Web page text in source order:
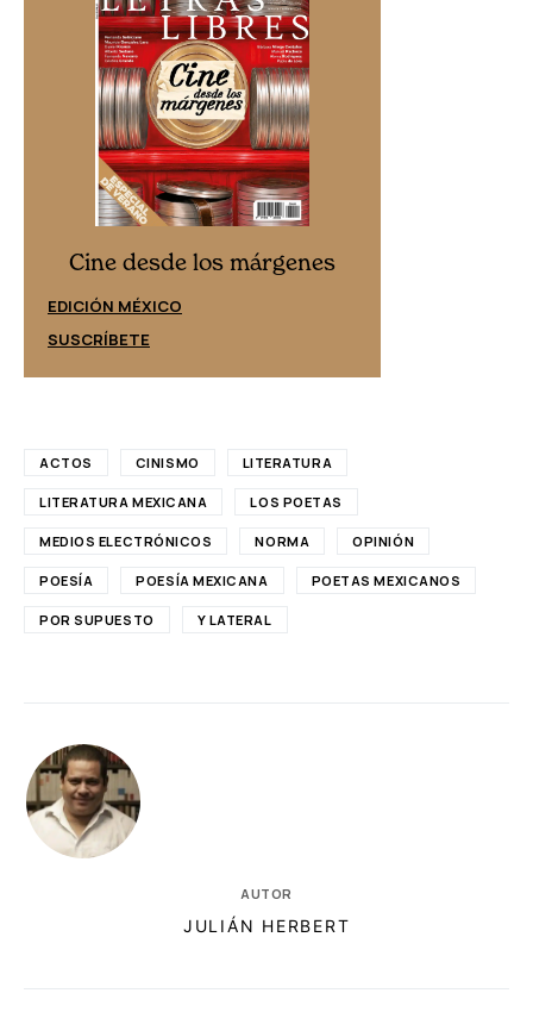
Cine desde los márgenes
EDICIÓN MÉXICO
SUSCRÍBETE
ACTOS CINISMO LITERATURA
LITERATURA MEXICANA LOS POETAS
MEDIOS ELECTRÓNICOS NORMA OPINIÓN
POESÍA POESÍA MEXICANA POETAS MEXICANOS
POR SUPUESTO Y LATERAL
AUTOR
JULIÁN HERBERT